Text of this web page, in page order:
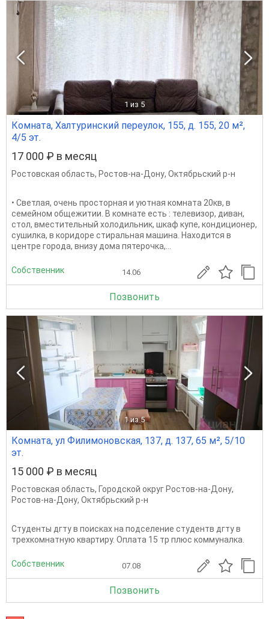
1 из 5
Комната, Халтуринский переулок, 155, д. 155, 20 м²,
4/5 эт.
17 000 ₽ в месяц
Ростовская область, Ростов-на-Дону, Октябрьский р-н
• Светлая, очень просторная и уютная комната 20кв, в
семейном общежитии. В комнате есть : телевизор, диван,
стол, вместительный холодильник, шкаф купе, кондиционер,
сушилка, в коридоре стиральная машина. Находится в
центре города, внизу дома пятерочка,...
Собственник 14.06
Позвонить
1 из 5
Комната, ул Филимоновская, 137, д. 137, 65 м², 5/10
эт.
15 000 ₽ в месяц
Ростовская область, Городской округ Ростов-на-Дону,
Ростов-на-Дону, Октябрьский р-н
Студенты дгту в поисках на подселение студентв дгту в
трехкомнатную квартиру. Оплата 15 тр плюс коммуналка.
Собственник 07.08
Позвонить